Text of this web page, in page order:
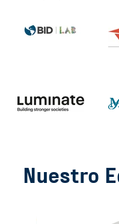
Nuestro